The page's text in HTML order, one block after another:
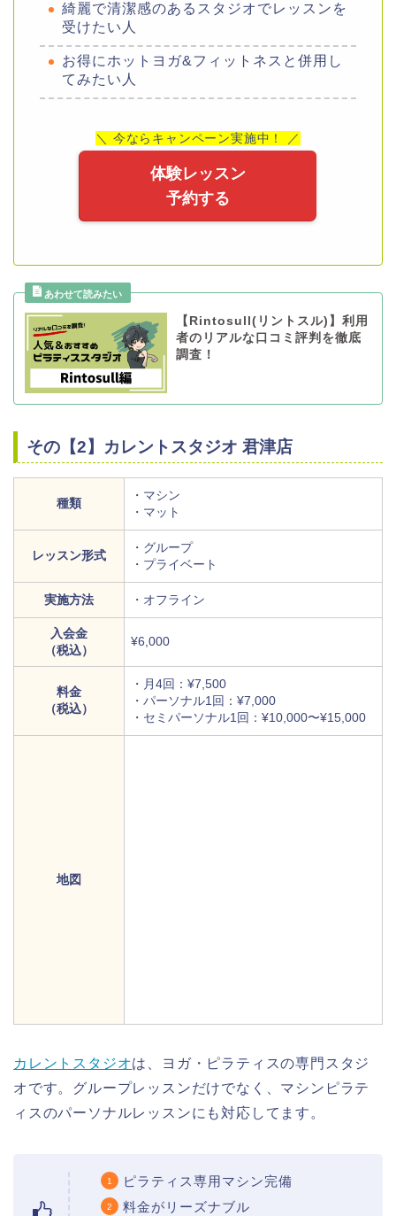
綺麗で清潔感のあるスタジオでレッスンを
受けたい人
お得にホットヨガ&フィットネスと併用し
てみたい人
＼ 今ならキャンペーン実施中！ ／
体験レッスン
予約する
【Rintosull(リントスル)】利用
者のリアルな口コミ評判を徹底
調査！
その【2】カレントスタジオ 君津店
種類
・マシン
・マット
レッスン形式
・グループ
・プライベート
実施方法 ・オフライン
入会金
（税込）
¥6,000
料金
（税込）
・月4回：¥7,500
・パーソナル1回：¥7,000
・セミパーソナル1回：¥10,000〜¥15,000
地図
カレントスタジオは、ヨガ・ピラティスの専門スタジ
オです。グループレッスンだけでなく、マシンピラテ
ィスのパーソナルレッスンにも対応してます。
ピラティス専用マシン完備
料金がリーズナブル